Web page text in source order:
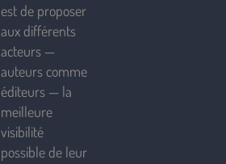
est de proposer
aux différents
acteurs —
auteurs comme
éditeurs — la
meilleure
visibilité
possible de leur